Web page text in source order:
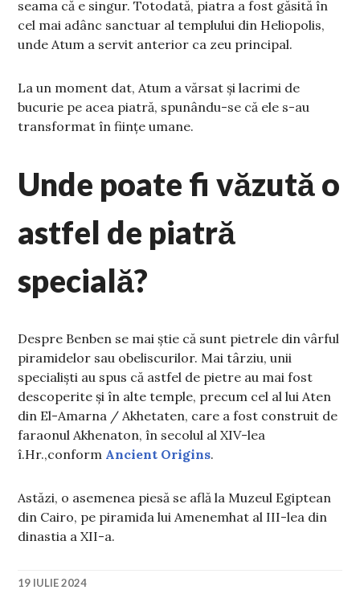
seama că e singur. Totodată, piatra a fost găsită în
cel mai adânc sanctuar al templului din Heliopolis,
unde Atum a servit anterior ca zeu principal.
La un moment dat, Atum a vărsat și lacrimi de
bucurie pe acea piatră, spunându-se că ele s-au
transformat în ființe umane.
Unde poate fi văzută o
astfel de piatră
specială?
Despre Benben se mai știe că sunt pietrele din vârful
piramidelor sau obeliscurilor. Mai târziu, unii
specialiști au spus că astfel de pietre au mai fost
descoperite și în alte temple, precum cel al lui Aten
din El-Amarna / Akhetaten, care a fost construit de
faraonul Akhenaton, în secolul al XIV-lea
î.Hr.,conform Ancient Origins.
Astăzi, o asemenea piesă se află la Muzeul Egiptean
din Cairo, pe piramida lui Amenemhat al III-lea din
dinastia a XII-a.
19 IULIE 2024